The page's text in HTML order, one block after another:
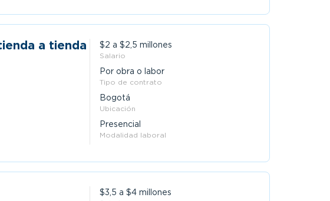
a tienda
$2 a $2,5 millones
Salario
Por obra o labor
Tipo de contrato
Bogotá
Ubicación
Presencial
Modalidad laboral
$3,5 a $4 millones